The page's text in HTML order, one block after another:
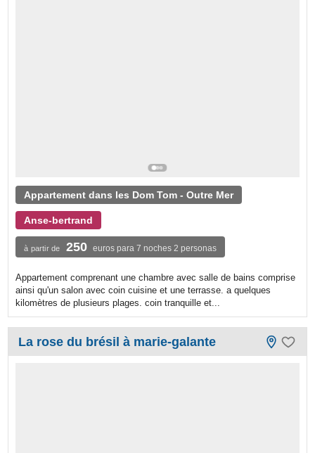
Appartement dans les Dom Tom - Outre Mer
Anse-bertrand
à partir de 250 euros para 7 noches 2 personas
Appartement comprenant une chambre avec salle de bains comprise
ainsi qu'un salon avec coin cuisine et une terrasse. a quelques
kilomètres de plusieurs plages. coin tranquille et...
La rose du brésil à marie-galante